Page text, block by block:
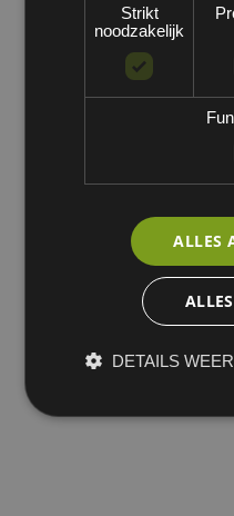
Geen
Geen product
Strikt
noodzakelijk
ALLES
DETAILS